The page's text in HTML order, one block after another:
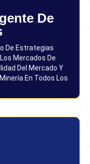
De
De Estrategias
Mercados De
Del Mercado Y
En Todos Los